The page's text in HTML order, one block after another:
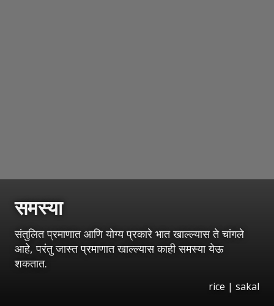
समस्या
संतुलित प्रमाणात आणि योग्य प्रकारे भात खाल्ल्यास ते चांगले
आहे, परंतु जास्त प्रमाणात खाल्ल्यास काही समस्या येऊ
शकतात.
rice | sakal